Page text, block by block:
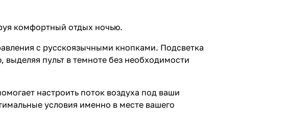
комфортный отдых ночью.
с русскоязычными кнопками. Подсветка
пульт в темноте без необходимости
настроить поток воздуха под ваши
условия именно в месте вашего